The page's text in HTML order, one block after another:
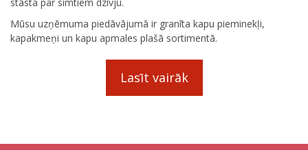
Mūsu uzņēmuma piedāvājumā ir granīta kapu pieminekļi,
kapakmeņi un kapu apmales plašā sortimentā.
Lasīt vairāk